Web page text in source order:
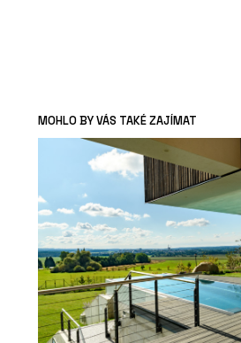
MOHLO BY VÁS TAKÉ ZAJÍMAT